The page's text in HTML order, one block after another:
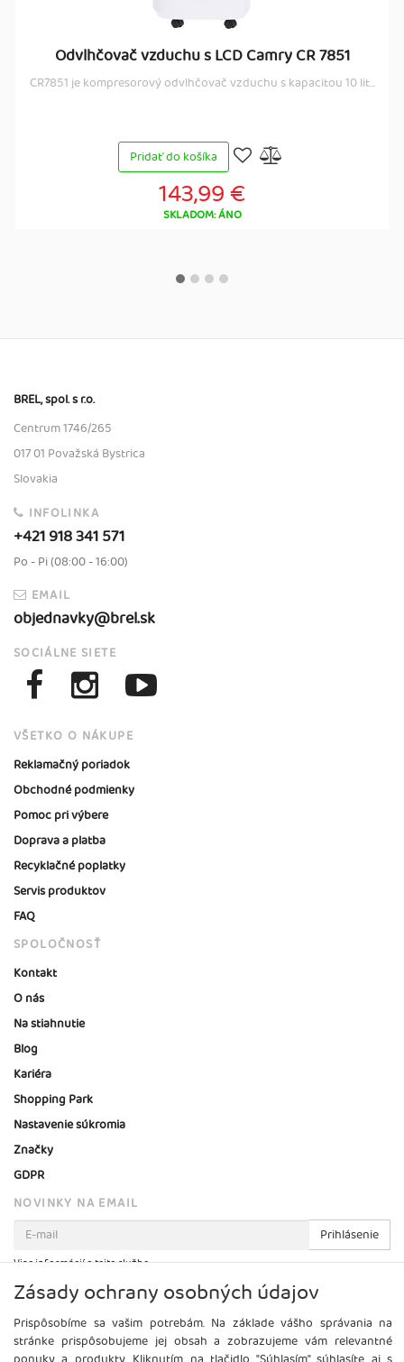
Odvlhčovač vzduchu s LCD Camry CR 7851
CR7851 je kompresorový odvlhčovač vzduchu s kapacitou 10 lit...
Pridať do košíka
143,99 €
SKLADOM: ÁNO
BREL, spol. s r.o.
Centrum 1746/265
017 01 Považská Bystrica
Slovakia
INFOLINKA
+421 918 341 571
Po - Pi (08:00 - 16:00)
EMAIL
objednavky@brel.sk
SOCIÁLNE SIETE
VŠETKO O NÁKUPE
Reklamačný poriadok
Obchodné podmienky
Pomoc pri výbere
Doprava a platba
Recyklačné poplatky
Servis produktov
FAQ
SPOLOČNOSŤ
Kontakt
O nás
Na stiahnutie
Blog
Kariéra
Shopping Park
Nastavenie súkromia
Značky
GDPR
NOVINKY NA EMAIL
Prihlásenie
Viac informácií o tejto službe
Zásady ochrany osobných údajov
Prispôsobíme sa vašim potrebám. Na základe vášho správania na
stránke prispôsobujeme jej obsah a zobrazujeme vám relevantné